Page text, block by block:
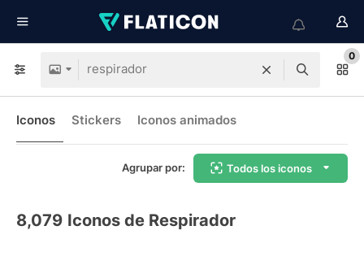
0
Iconos Stickers Iconos animados
Agrupar por: Todos los iconos
8,079 Iconos de Respirador